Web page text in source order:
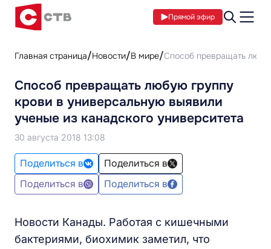
Прямой эфир
Главная страница Новости В мире Способ превращать
Способ превращать любую группу
крови в универсальную выявили
ученые из канадского университета
30 августа 2018 13:08
Поделиться в
Поделиться в
Поделиться в
Поделиться в
Новости Канады. Работая с кишечными
бактериями, биохимик заметил, что